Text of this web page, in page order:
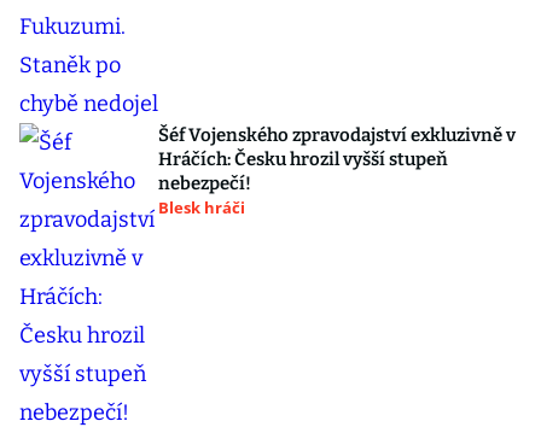
Šéf Vojenského zpravodajství exkluzivně v
Hráčích: Česku hrozil vyšší stupeň
nebezpečí!
Blesk hráči